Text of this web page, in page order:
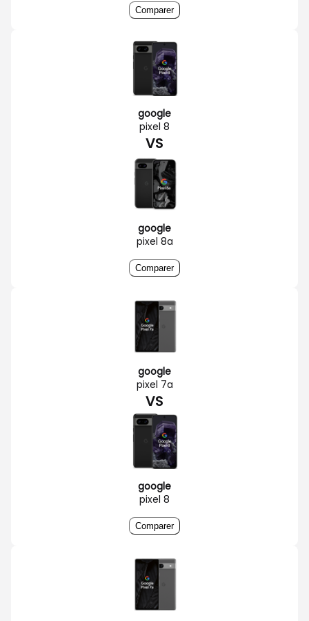
Comparer
google
pixel 8
VS
google
pixel 8a
Comparer
google
pixel 7a
VS
google
pixel 8
Comparer